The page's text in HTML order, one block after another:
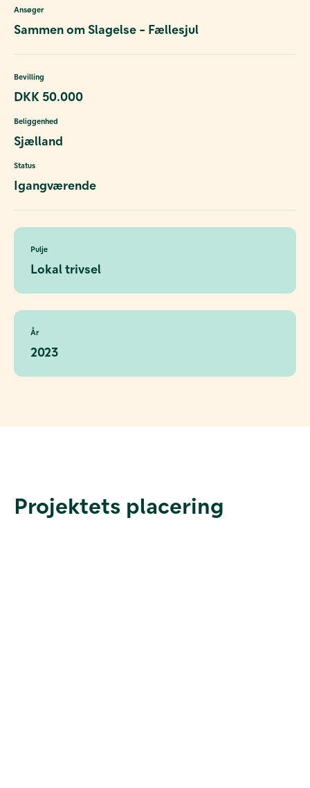
Ansøger
Sammen om Slagelse - Fællesjul
Bevilling
DKK 50.000
Beliggenhed
Sjælland
Status
Igangværende
Pulje
Lokal trivsel
År
2023
Projektets placering